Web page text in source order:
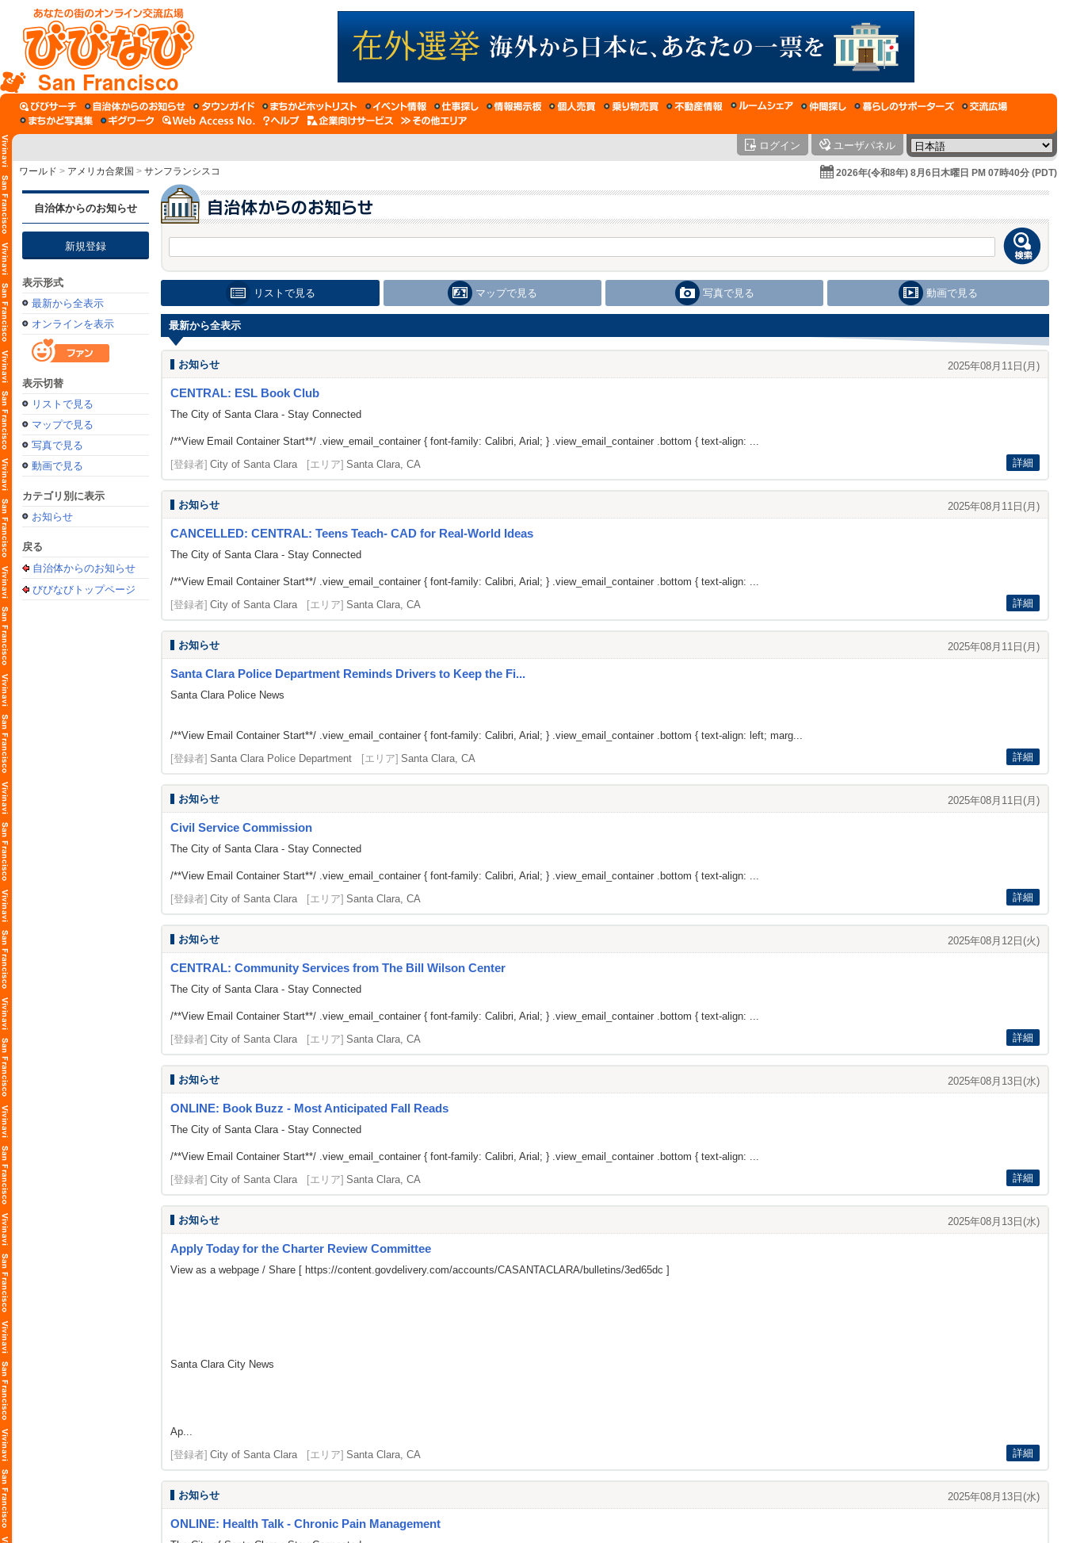
San Francisco
ログイン ユーザパネル
ワールド > アメリカ合衆国 > サンフランシスコ 2026年(令和8年) 8月6日木曜日 PM 07時40分 (PDT)
自治体からのお知らせ
新規登録
表示形式
最新から全表示
オンラインを表示
表示切替
リストで見る
マップで見る
写真で見る
動画で見る
カテゴリ別に表示
お知らせ
戻る
自治体からのお知らせ
びびなびトップページ
リストで見る マップで見る 写真で見る 動画で見る
最新から全表示
お知らせ 2025年08月11日(月)
CENTRAL: ESL Book Club
The City of Santa Clara - Stay Connected
/**View Email Container Start**/ .view_email_container { font-family: Calibri, Arial; } .view_email_container .bottom { text-align: ...
[登録者] City of Santa Clara [エリア] Santa Clara, CA 詳細
お知らせ 2025年08月11日(月)
CANCELLED: CENTRAL: Teens Teach- CAD for Real-World Ideas
The City of Santa Clara - Stay Connected
/**View Email Container Start**/ .view_email_container { font-family: Calibri, Arial; } .view_email_container .bottom { text-align: ...
[登録者] City of Santa Clara [エリア] Santa Clara, CA 詳細
お知らせ 2025年08月11日(月)
Santa Clara Police Department Reminds Drivers to Keep the Fi...
Santa Clara Police News
/**View Email Container Start**/ .view_email_container { font-family: Calibri, Arial; } .view_email_container .bottom { text-align: left; marg...
[登録者] Santa Clara Police Department [エリア] Santa Clara, CA 詳細
お知らせ 2025年08月11日(月)
Civil Service Commission
The City of Santa Clara - Stay Connected
/**View Email Container Start**/ .view_email_container { font-family: Calibri, Arial; } .view_email_container .bottom { text-align: ...
[登録者] City of Santa Clara [エリア] Santa Clara, CA 詳細
お知らせ 2025年08月12日(火)
CENTRAL: Community Services from The Bill Wilson Center
The City of Santa Clara - Stay Connected
/**View Email Container Start**/ .view_email_container { font-family: Calibri, Arial; } .view_email_container .bottom { text-align: ...
[登録者] City of Santa Clara [エリア] Santa Clara, CA 詳細
お知らせ 2025年08月13日(水)
ONLINE: Book Buzz - Most Anticipated Fall Reads
The City of Santa Clara - Stay Connected
/**View Email Container Start**/ .view_email_container { font-family: Calibri, Arial; } .view_email_container .bottom { text-align: ...
[登録者] City of Santa Clara [エリア] Santa Clara, CA 詳細
お知らせ 2025年08月13日(水)
Apply Today for the Charter Review Committee
View as a webpage / Share [ https://content.govdelivery.com/accounts/CASANTACLARA/bulletins/3ed65dc ]
Santa Clara City News
Ap...
[登録者] City of Santa Clara [エリア] Santa Clara, CA 詳細
お知らせ 2025年08月13日(水)
ONLINE: Health Talk - Chronic Pain Management